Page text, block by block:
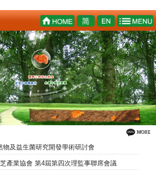
物及益生菌研究開發學術研討會
產業協會 第4屆第四次理監事聯席會議